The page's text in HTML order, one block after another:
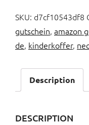
SKU: d7cf10543df8
gutschein, amazon
de, kinderkoffer,
Description
DESCRIPTION